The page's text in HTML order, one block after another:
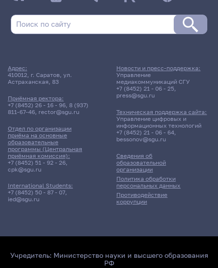
Адрес:
410012, г. Саратов, ул.
Астраханская, 83
Приёмная ректора:
+7 (8452) 26 - 16 - 96, 8 (937)
811-67-46, rector@sgu.ru
Отдел по организации
приёма на основные
образовательные
программы (Центральная
приёмная комиссия):
+7 (8452) 51 - 92 - 26,
cpk@sgu.ru
International Students:
+7 (8452) 50 - 87 - 07,
ied@sgu.ru
Сведения об
образовательной
организации
Политика обработки
персональных данных
Противодействие
коррупции
Новости и пресс-поддержка:
Управление
медиакоммуникаций СГУ
+7 (8452) 21 - 06 - 25,
press@sgu.ru
Техническая поддержка сайта:
Управление цифровых и
информационных технологий
+7 (8452) 21 - 06 - 64,
bessonov@sgu.ru
Учредитель: Министерство науки и высшего образования
РФ